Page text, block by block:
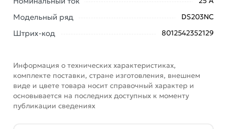
Модельный ряд DS203NC
Штрих-код 8012542352129
Информация о технических характеристиках,
комплекте поставки, стране изготовления, внешнем
виде и цвете товара носит справочный характер и
основывается на последних доступных к моменту
публикации сведениях